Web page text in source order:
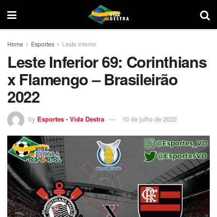
Home Esportes Leste Inferior
Leste Inferior 69: Corinthians
x Flamengo – Brasileirão
2022
by Esportes - Vida Destra 10 de julho de 2022